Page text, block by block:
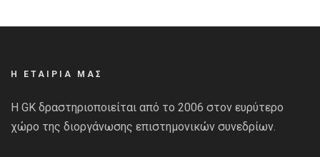
Η ΕΤΑΙΡΙΑ ΜΑΣ
Η GK δραστηριοποιείται από το 2006 στον ευρύτερο
χώρο της διοργάνωσης επιστημονικών συνεδρίων.